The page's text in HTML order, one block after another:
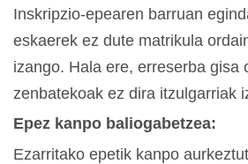
Inskripzio-epearen barruan
eskaerek ez dute matrikula
izango. Hala ere, erreserba gisa
zenbatekoak ez dira itzulgarriak
Epez kanpo baliogabetzea:
Ezarritako epetik kanpo